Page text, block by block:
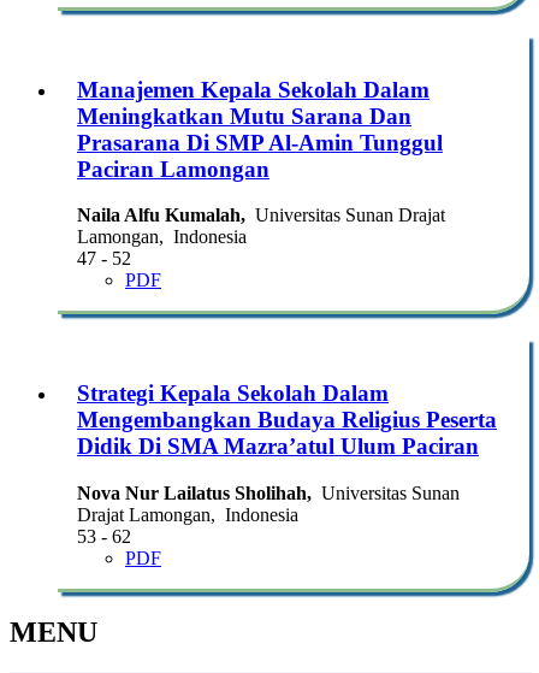
Manajemen Kepala Sekolah Dalam
Meningkatkan Mutu Sarana Dan
Prasarana Di SMP Al-Amin Tunggul
Paciran Lamongan
Naila Alfu Kumalah, Universitas Sunan Drajat
Lamongan, Indonesia
47 - 52
PDF
Strategi Kepala Sekolah Dalam
Mengembangkan Budaya Religius Peserta
Didik Di SMA Mazra’atul Ulum Paciran
Nova Nur Lailatus Sholihah, Universitas Sunan
Drajat Lamongan, Indonesia
53 - 62
PDF
MENU